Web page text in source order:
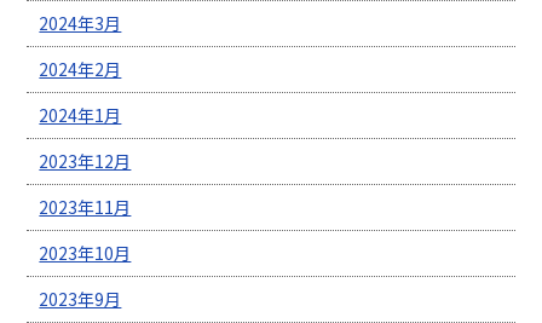
2024年3月
2024年2月
2024年1月
2023年12月
2023年11月
2023年10月
2023年9月